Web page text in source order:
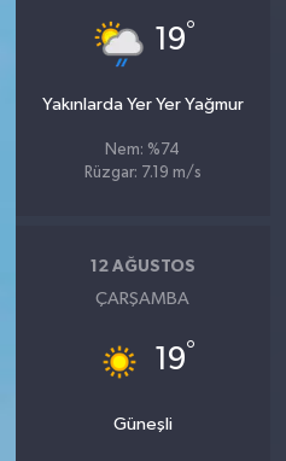
19°
Yakınlarda Yer Yer Yağmur
Nem: %74
Rüzgar: 7.19 m/s
12 AĞUSTOS
ÇARŞAMBA
19°
Güneşli